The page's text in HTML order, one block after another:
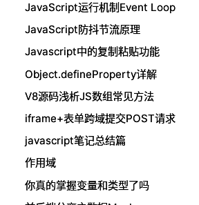
JavaScript运行机制Event Loop
JavaScript防抖节流原理
Javascript中的复制粘贴功能
Object.defineProperty详解
V8源码浅析JS数组常见方法
iframe+表单跨域提交POST请求
javascript笔记总结篇
作用域
你真的掌握变量和类型了吗
JavaScript运行机制Event Loop
JavaScript防抖节流原理
Javascript中的复制粘贴功能
Object.defineProperty详解
V8源码浅析JS数组常见方法
iframe+表单跨域提交POST请求
javascript笔记总结篇
作用域
你真的掌握变量和类型了吗